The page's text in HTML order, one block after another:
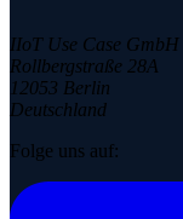
IIoT Use Case GmbH
Rollbergstraße 28A
12053 Berlin
Deutschland
Folge uns auf: